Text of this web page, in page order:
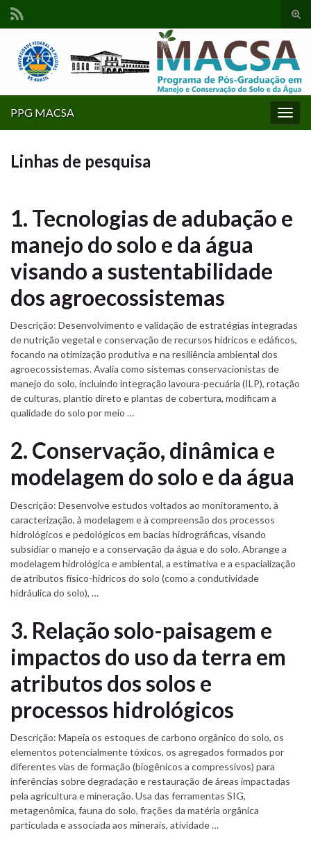
de
PPG MACSA
Linhas de pesquisa
1. Tecnologias de adubação e
manejo do solo e da água
visando a sustentabilidade
dos agroecossistemas
Descrição: Desenvolvimento e validação de estratégias integradas
de nutrição vegetal e conservação de recursos hídricos e edáficos,
focando na otimização produtiva e na resiliência ambiental dos
agroecossistemas. Avalia como sistemas conservacionistas de
manejo do solo, incluindo integração lavoura-pecuária (ILP), rotação
de culturas, plantio direto e plantas de cobertura, modificam a
qualidade do solo por meio …
2. Conservação, dinâmica e
modelagem do solo e da água
Descrição: Desenvolve estudos voltados ao monitoramento, à
caracterização, à modelagem e à compreensão dos processos
hidrológicos e pedológicos em bacias hidrográficas, visando
subsidiar o manejo e a conservação da água e do solo. Abrange a
modelagem hidrológica e ambiental, a estimativa e a espacialização
de atributos físico-hídricos do solo (como a condutividade
hidráulica do solo), …
3. Relação solo-paisagem e
impactos do uso da terra em
atributos dos solos e
processos hidrológicos
Descrição: Mapeia os estoques de carbono orgânico do solo, os
elementos potencialmente tóxicos, os agregados formados por
diferentes vias de formação (biogênicos a compressivos) para
inferências sobre degradação e restauração de áreas impactadas
pela agricultura e mineração. Usa das ferramentas SIG,
metagenômica, fauna do solo, frações da matéria orgânica
particulada e associada aos minerais, atividade …